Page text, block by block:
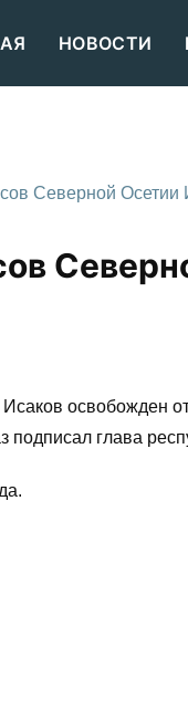
НОВОСТИ
Северной Осетии
освобожден
подписал глава